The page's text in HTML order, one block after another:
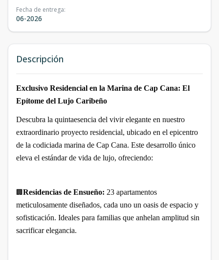
Fecha de entrega:
06-2026
Descripción
Exclusivo Residencial en la Marina de Cap Cana: El
Epítome del Lujo Caribeño
Descubra la quintaesencia del vivir elegante en nuestro
extraordinario proyecto residencial, ubicado en el epicentro
de la codiciada marina de Cap Cana. Este desarrollo único
eleva el estándar de vida de lujo, ofreciendo:
🏢 Residencias de Ensueño: 23 apartamentos
meticulosamente diseñados, cada uno un oasis de espacio y
sofisticación. Ideales para familias que anhelan amplitud sin
sacrificar elegancia.